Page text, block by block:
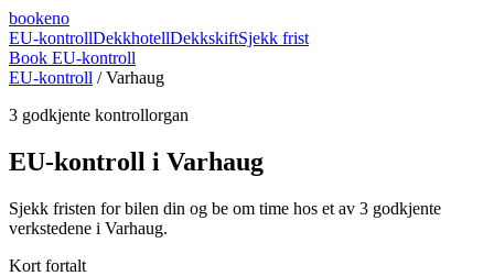
bookeno
EU-kontrollDekkhotellDekkskiftSjekk frist
Book EU-kontroll
EU-kontroll /Varhaug
3 godkjente kontrollorgan
EU-kontroll i Varhaug
Sjekk fristen for bilen din og be om time hos et av 3 godkjente
verkstedene i Varhaug.
Kort fortalt